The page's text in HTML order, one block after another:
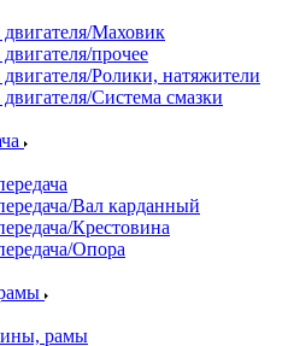
Маховик
прочее
Ролики, натяжители
Система смазки
Вал карданный
Крестовина
Опора
рамы